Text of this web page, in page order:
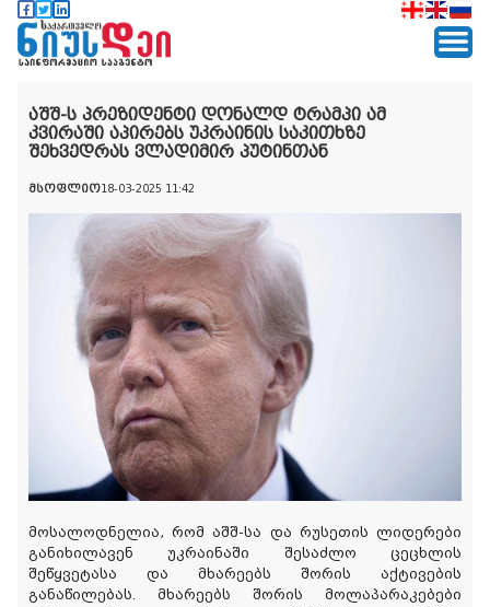
აშშ-ს პრეზიდენტი დონალდ ტრამპი ამ
კვირაში აპირებს უკრაინის საკითხზე
შეხვედრას ვლადიმირ პუტინთან
მსოფლიო18-03-2025 11:42
მოსალოდნელია, რომ აშშ-სა და რუსეთის ლიდერები
განიხილავენ უკრაინაში შესაძლო ცეცხლის
შეწყვეტასა და მხარეებს შორის აქტივების
განაწილებას. მხარეებს შორის მოლაპარაკებები